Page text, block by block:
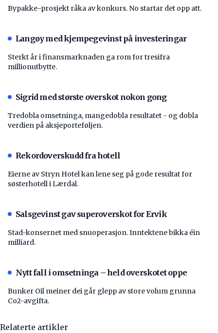
Bypakke-prosjekt råka av konkurs. No startar det opp att.
Langøy med kjempegevinst på investeringar
Sterkt år i finansmarknaden ga rom for tresifra
millionutbytte.
Sigrid med største overskot nokon gong
Tredobla omsetninga, mangedobla resultatet - og dobla
verdien på aksjeporteføljen.
Rekordoverskudd fra hotell
Eierne av Stryn Hotel kan lene seg på gode resultat for
søsterhotell i Lærdal.
Salsgevinst gav superoverskot for Ervik
Stad-konsernet med snuoperasjon. Inntektene bikka éin
milliard.
Nytt fall i omsetninga – held overskotet oppe
Bunker Oil meiner dei går glepp av store volum grunna
Co2-avgifta.
Relaterte artikler